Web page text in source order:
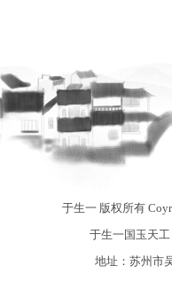
于生一 版权所有
于生一国玉天
地址：苏州市